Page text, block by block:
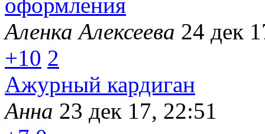
Аленка Алексеева 24 дек
+10 2
Ажурный кардиган
Анна 23 дек 17, 22:51